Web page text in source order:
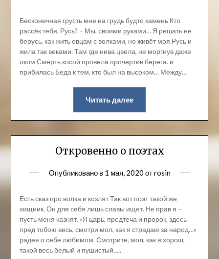
Бесконечная грусть мне на грудь будто камень Кто
рассёк тебя, Русь? – Мы, своими руками… Я решать не
берусь, как жить овцам с волками, но живёт моя Русь и
жила так веками. Там где нива цвела, не моргнув даже
оком Смерть косой провела прочертив берега. и
прибилась Беда к тем, кто был на высоком… Между…
Читать далее
Откровенно о поэтах
Опубликовано в 1 мая, 2020 отrosin
Есть сказ про волка и козлят Так вот поэт такой же
хищник. Он для себя лишь славы ищет. Не прав я –
пусть меня казнят. «Я царь, предтеча и пророк, здесь
пред тобою весь, смотри мол, как я страдаю за народ…»
радея о себе любимом. Смотрите, мол, как я хорош,
такой весь белый и пушистый…..